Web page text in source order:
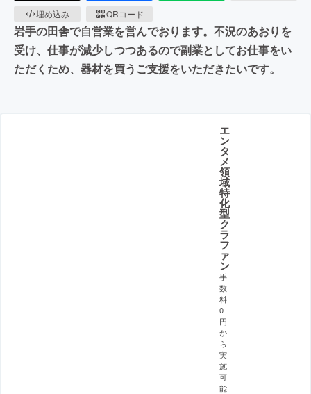
埋め込み
QRコード
岩手の田舎で自営業を営んでおります。不況のあおりを
受け、仕事が減少しつつあるので副業としてお仕事をい
ただくため、器材を買うご支援をいただきたいです。
エ
ン
タ
メ
領
域
特
化
型
ク
ラ
フ
ァ
ン
手
数
料
0
円
か
ら
実
施
可
能